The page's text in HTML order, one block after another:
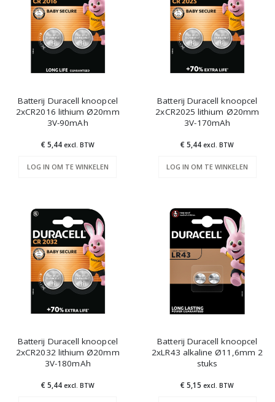
Batterij Duracell knoopcel
2xCR2016 lithium Ø20mm
3V-90mAh
€ 5,44 excl. BTW
LOG IN OM TE WINKELEN
Batterij Duracell knoopcel
2xCR2025 lithium Ø20mm
3V-170mAh
€ 5,44excl. BTW
LOG IN OM TE WINKELEN
Batterij Duracell knoopcel
2xCR2032 lithium Ø20mm
3V-180mAh
€ 5,44 excl. BTW
Batterij Duracell knoopcel
2xLR43 alkaline Ø11,6mm 2
stuks
€ 5,15excl. BTW